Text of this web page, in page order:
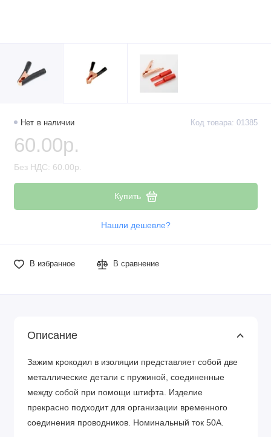
Нет в наличии Код товара: 01385
60.00р.
Без НДС: 60.00р.
Купить
Нашли дешевле?
В избранное В сравнение
Описание
Зажим крокодил в изоляции представляет собой две
металлические детали с пружиной, соединенные
между собой при помощи штифта. Изделие
прекрасно подходит для организации временного
соединения проводников. Номинальный ток 50А.